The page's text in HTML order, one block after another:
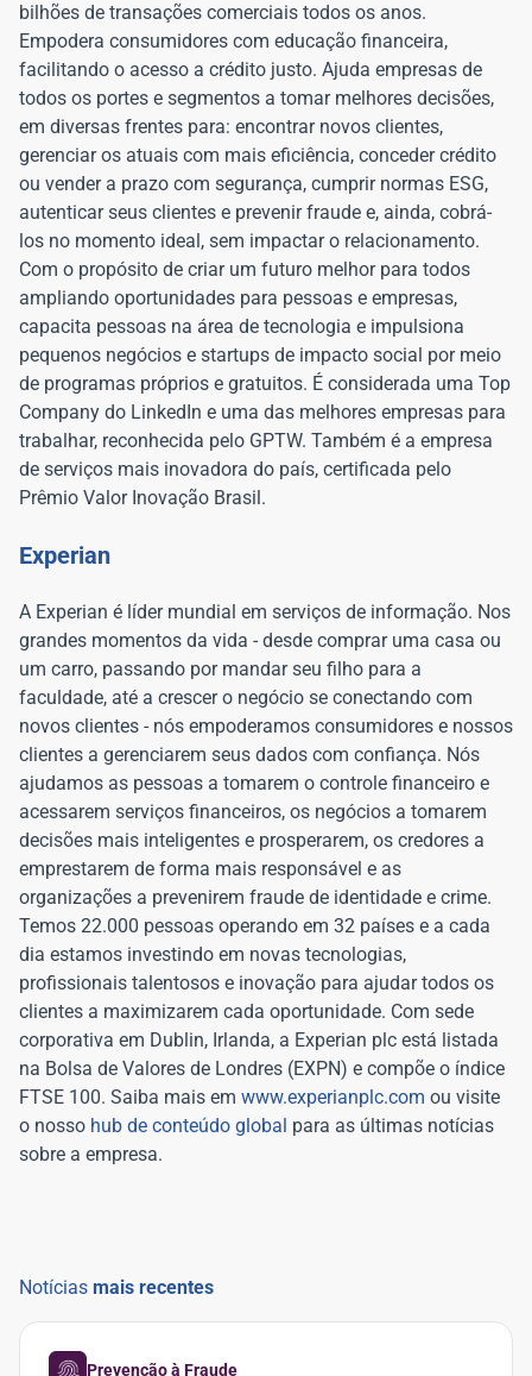
bilhões de transações comerciais todos os anos.
Empodera consumidores com educação financeira,
facilitando o acesso a crédito justo. Ajuda empresas de
todos os portes e segmentos a tomar melhores decisões,
em diversas frentes para: encontrar novos clientes,
gerenciar os atuais com mais eficiência, conceder crédito
ou vender a prazo com segurança, cumprir normas ESG,
autenticar seus clientes e prevenir fraude e, ainda, cobrá-
los no momento ideal, sem impactar o relacionamento.
Com o propósito de criar um futuro melhor para todos
ampliando oportunidades para pessoas e empresas,
capacita pessoas na área de tecnologia e impulsiona
pequenos negócios e startups de impacto social por meio
de programas próprios e gratuitos. É considerada uma Top
Company do LinkedIn e uma das melhores empresas para
trabalhar, reconhecida pelo GPTW. Também é a empresa
de serviços mais inovadora do país, certificada pelo
Prêmio Valor Inovação Brasil.
Experian
A Experian é líder mundial em serviços de informação. Nos
grandes momentos da vida - desde comprar uma casa ou
um carro, passando por mandar seu filho para a
faculdade, até a crescer o negócio se conectando com
novos clientes - nós empoderamos consumidores e nossos
clientes a gerenciarem seus dados com confiança. Nós
ajudamos as pessoas a tomarem o controle financeiro e
acessarem serviços financeiros, os negócios a tomarem
decisões mais inteligentes e prosperarem, os credores a
emprestarem de forma mais responsável e as
organizações a prevenirem fraude de identidade e crime.
Temos 22.000 pessoas operando em 32 países e a cada
dia estamos investindo em novas tecnologias,
profissionais talentosos e inovação para ajudar todos os
clientes a maximizarem cada oportunidade. Com sede
corporativa em Dublin, Irlanda, a Experian plc está listada
na Bolsa de Valores de Londres (EXPN) e compõe o índice
FTSE 100. Saiba mais em www.experianplc.com ou visite
o nosso hub de conteúdo global para as últimas notícias
sobre a empresa.
Notícias mais recentes
Prevenção à Fraude